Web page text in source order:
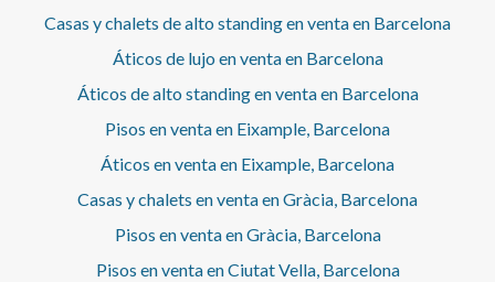
Casas y chalets de alto standing en venta en Barcelona
Áticos de lujo en venta en Barcelona
Áticos de alto standing en venta en Barcelona
Pisos en venta en Eixample, Barcelona
Áticos en venta en Eixample, Barcelona
Casas y chalets en venta en Gràcia, Barcelona
Pisos en venta en Gràcia, Barcelona
Pisos en venta en Ciutat Vella, Barcelona